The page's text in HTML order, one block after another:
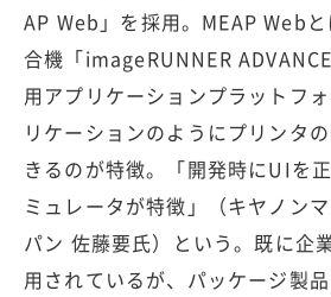
AP Web」を採用。MEAP Web
合機「imageRUNNER
用アプリケーションプラットフ
リケーションのようにプリンタ
きるのが特徴。「開発時にUIを
ミュレータが特徴」（キヤノン
パン 佐藤要氏）という。既に企
用されているが、パッケージ製